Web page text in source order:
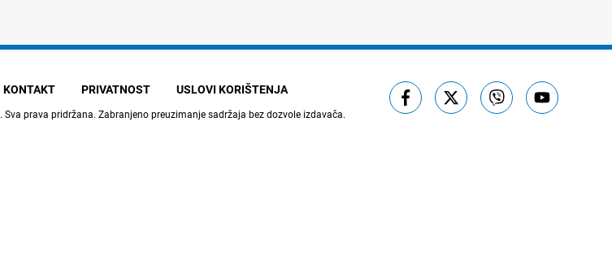
KONTAKT PRIVATNOST USLOVI KORIŠTENJA
. Sva prava pridržana. Zabranjeno preuzimanje sadržaja bez dozvole izdavača.